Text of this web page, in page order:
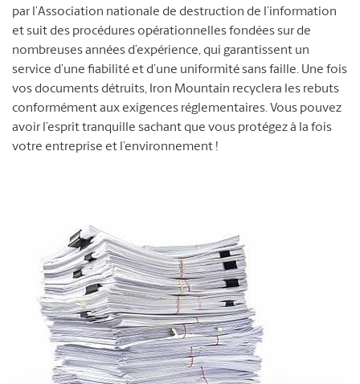
par l’Association nationale de destruction de l’information
et suit des procédures opérationnelles fondées sur de
nombreuses années d’expérience, qui garantissent un
service d’une fiabilité et d’une uniformité sans faille. Une fois
vos documents détruits, Iron Mountain recyclera les rebuts
conformément aux exigences réglementaires. Vous pouvez
avoir l’esprit tranquille sachant que vous protégez à la fois
votre entreprise et l’environnement !